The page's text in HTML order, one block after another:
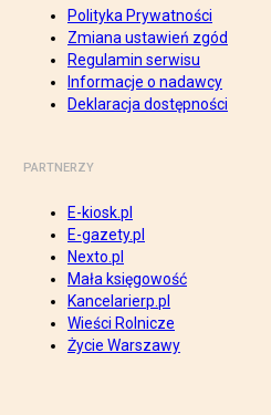
Polityka Prywatności
Zmiana ustawień zgód
Regulamin serwisu
Informacje o nadawcy
Deklaracja dostępności
PARTNERZY
E-kiosk.pl
E-gazety.pl
Nexto.pl
Mała księgowość
Kancelarierp.pl
Wieści Rolnicze
Życie Warszawy